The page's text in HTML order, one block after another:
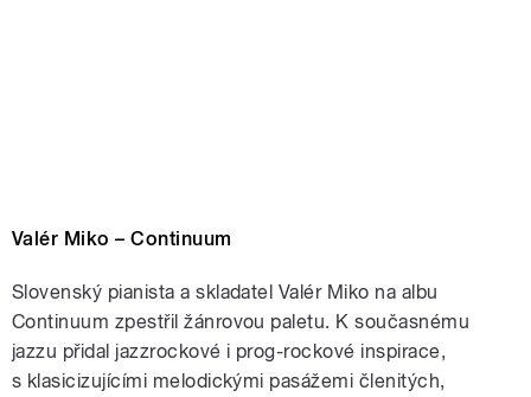
Valér Miko – Continuum
Slovenský pianista a skladatel Valér Miko na albu
Continuum zpestřil žánrovou paletu. K současnému
jazzu přidal jazzrockové i prog-rockové inspirace,
s klasicizujícími melodickými pasážemi členitých,